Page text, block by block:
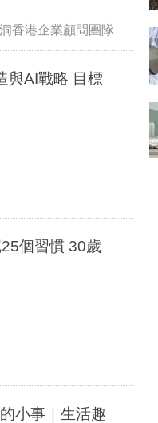
香港企業顧問團隊
與AI戰略 目標
個習慣 30歲
小事｜生活趣